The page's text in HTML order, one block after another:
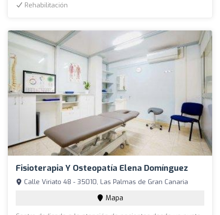
Rehabilitación
Fisioterapia Y Osteopatía Elena Domínguez
Calle Viriato 48 - 35010, Las Palmas de Gran Canaria
Mapa